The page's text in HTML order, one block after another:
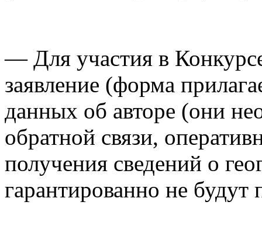
— Для участия в
заявление (форма
данных об авторе (они
обратной связи,
получения сведений о
гарантированно не